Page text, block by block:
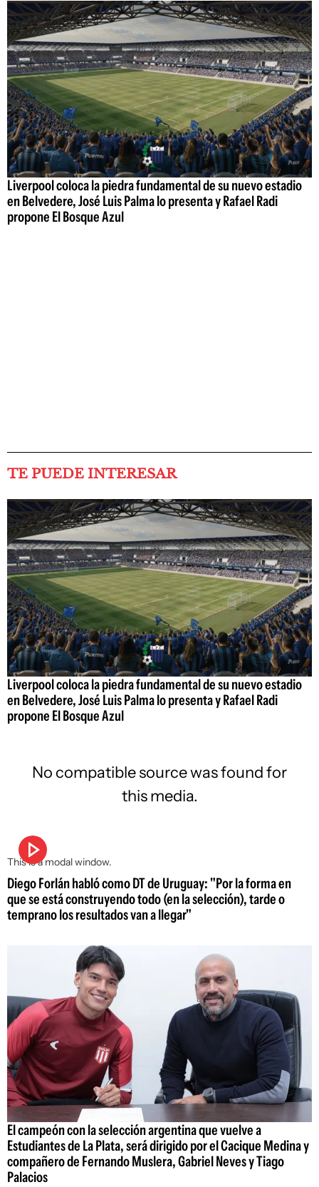
Liverpool coloca la piedra fundamental de su nuevo estadio
en Belvedere, José Luis Palma lo presenta y Rafael Radi
propone El Bosque Azul
TE PUEDE INTERESAR
Liverpool coloca la piedra fundamental de su nuevo estadio
en Belvedere, José Luis Palma lo presenta y Rafael Radi
propone El Bosque Azul
This is a modal window.
No compatible source was found for
this media.
Diego Forlán habló como DT de Uruguay: "Por la forma en
que se está construyendo todo (en la selección), tarde o
temprano los resultados van a llegar"
El campeón con la selección argentina que vuelve a
Estudiantes de La Plata, será dirigido por el Cacique Medina y
compañero de Fernando Muslera, Gabriel Neves y Tiago
Palacios